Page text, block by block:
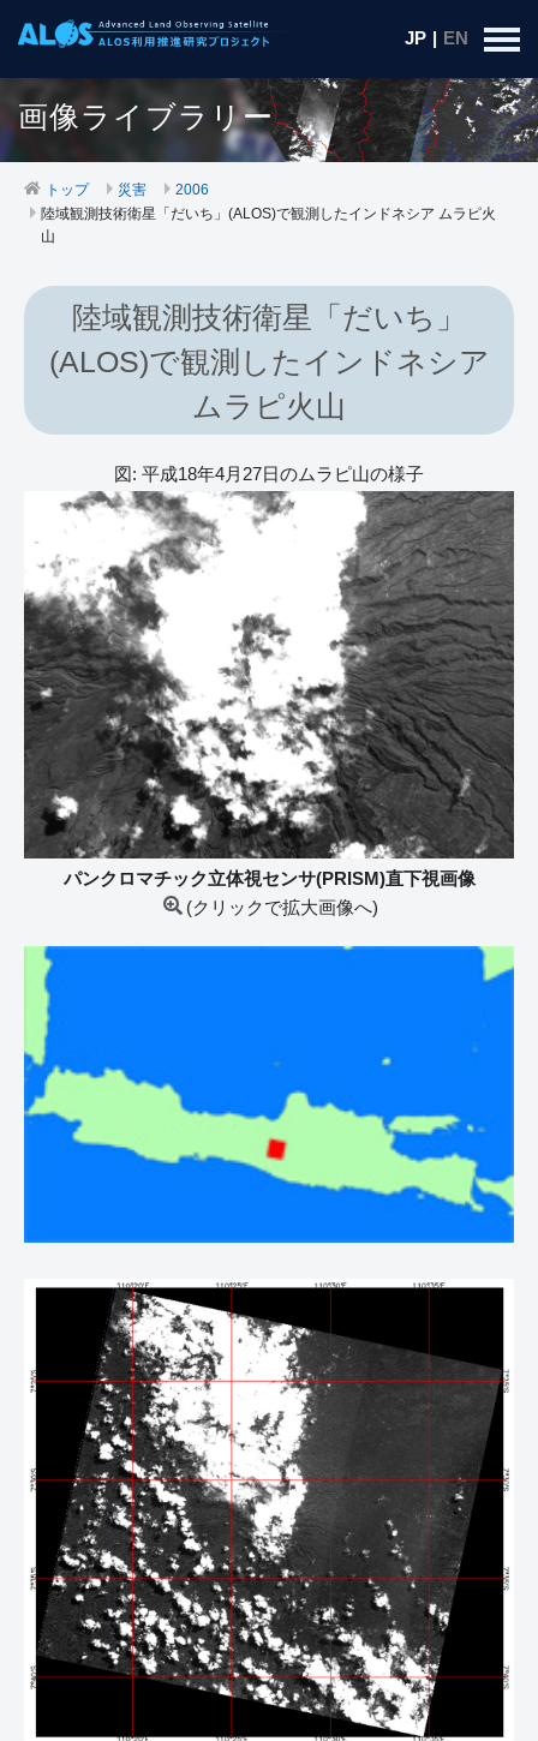
JP | EN
画像ライブラリー
トップ 災害
2006
陸域観測技術衛星「だいち」(ALOS)で観測したインドネシア ムラピ火
山
陸域観測技術衛星「だいち」
(ALOS)で観測したインドネシア
ムラピ火山
図: 平成18年4月27日のムラピ山の様子
パンクロマチック立体視センサ(PRISM)直下視画像
(クリックで拡大画像へ)